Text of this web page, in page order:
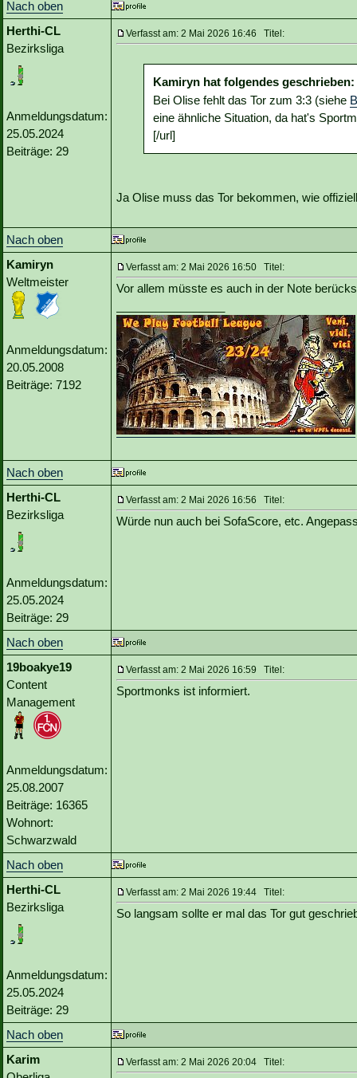
Nach oben
Herthi-CL
Bezirksliga
Anmeldungsdatum:
25.05.2024
Beiträge: 29
Verfasst am: 2 Mai 2026 16:46 Titel:
Kamiryn hat folgendes geschrieben:
Bei Olise fehlt das Tor zum 3:3 (siehe
eine ähnliche Situation, da hat's
[/url]
Ja Olise muss das Tor bekommen, wie
Nach oben
Kamiryn
Weltmeister
Anmeldungsdatum:
20.05.2008
Beiträge: 7192
Verfasst am: 2 Mai 2026 16:50 Titel:
Vor allem müsste es auch in der Note
Nach oben
Herthi-CL
Bezirksliga
Anmeldungsdatum:
25.05.2024
Beiträge: 29
Verfasst am: 2 Mai 2026 16:56 Titel:
Würde nun auch bei SofaScore, etc.
Nach oben
19boakye19
Content
Management
Anmeldungsdatum:
25.08.2007
Beiträge: 16365
Wohnort:
Schwarzwald
Verfasst am: 2 Mai 2026 16:59 Titel:
Sportmonks ist informiert.
Nach oben
Herthi-CL
Bezirksliga
Anmeldungsdatum:
25.05.2024
Beiträge: 29
Verfasst am: 2 Mai 2026 19:44 Titel:
So langsam sollte er mal das Tor gut
Nach oben
Karim
Verfasst am: 2 Mai 2026 20:04 Titel: